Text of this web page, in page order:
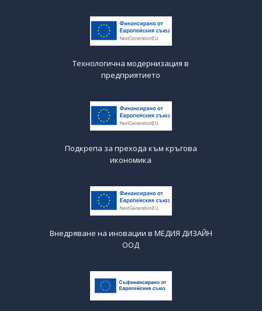
Технологична модернизация в
предприятието
Подкрепа за прехода към кръгова
икономика
Внедряване на иновации в МЕДИЯ ДИЗАЙН
ООД